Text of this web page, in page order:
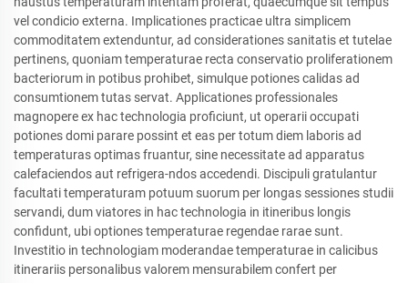
vel condicio externa. Implicationes practicae ultra simplicem
commoditatem extenduntur, ad considerationes sanitatis et tutelae
pertinens, quoniam temperaturae recta conservatio proliferationem
bacteriorum in potibus prohibet, simulque potiones calidas ad
consumtionem tutas servat. Applicationes professionales
magnopere ex hac technologia proficiunt, ut operarii occupati
potiones domi parare possint et eas per totum diem laboris ad
temperaturas optimas fruantur, sine necessitate ad apparatus
calefaciendos aut refrigera-ndos accedendi. Discipuli gratulantur
facultati temperaturam potuum suorum per longas sessiones studii
servandi, dum viatores in hac technologia in itineribus longis
confidunt, ubi optiones temperaturae regendae rarae sunt.
Investitio in technologiam moderandae temperaturae in calicibus
itinerariis personalibus valorem mensurabilem confert per